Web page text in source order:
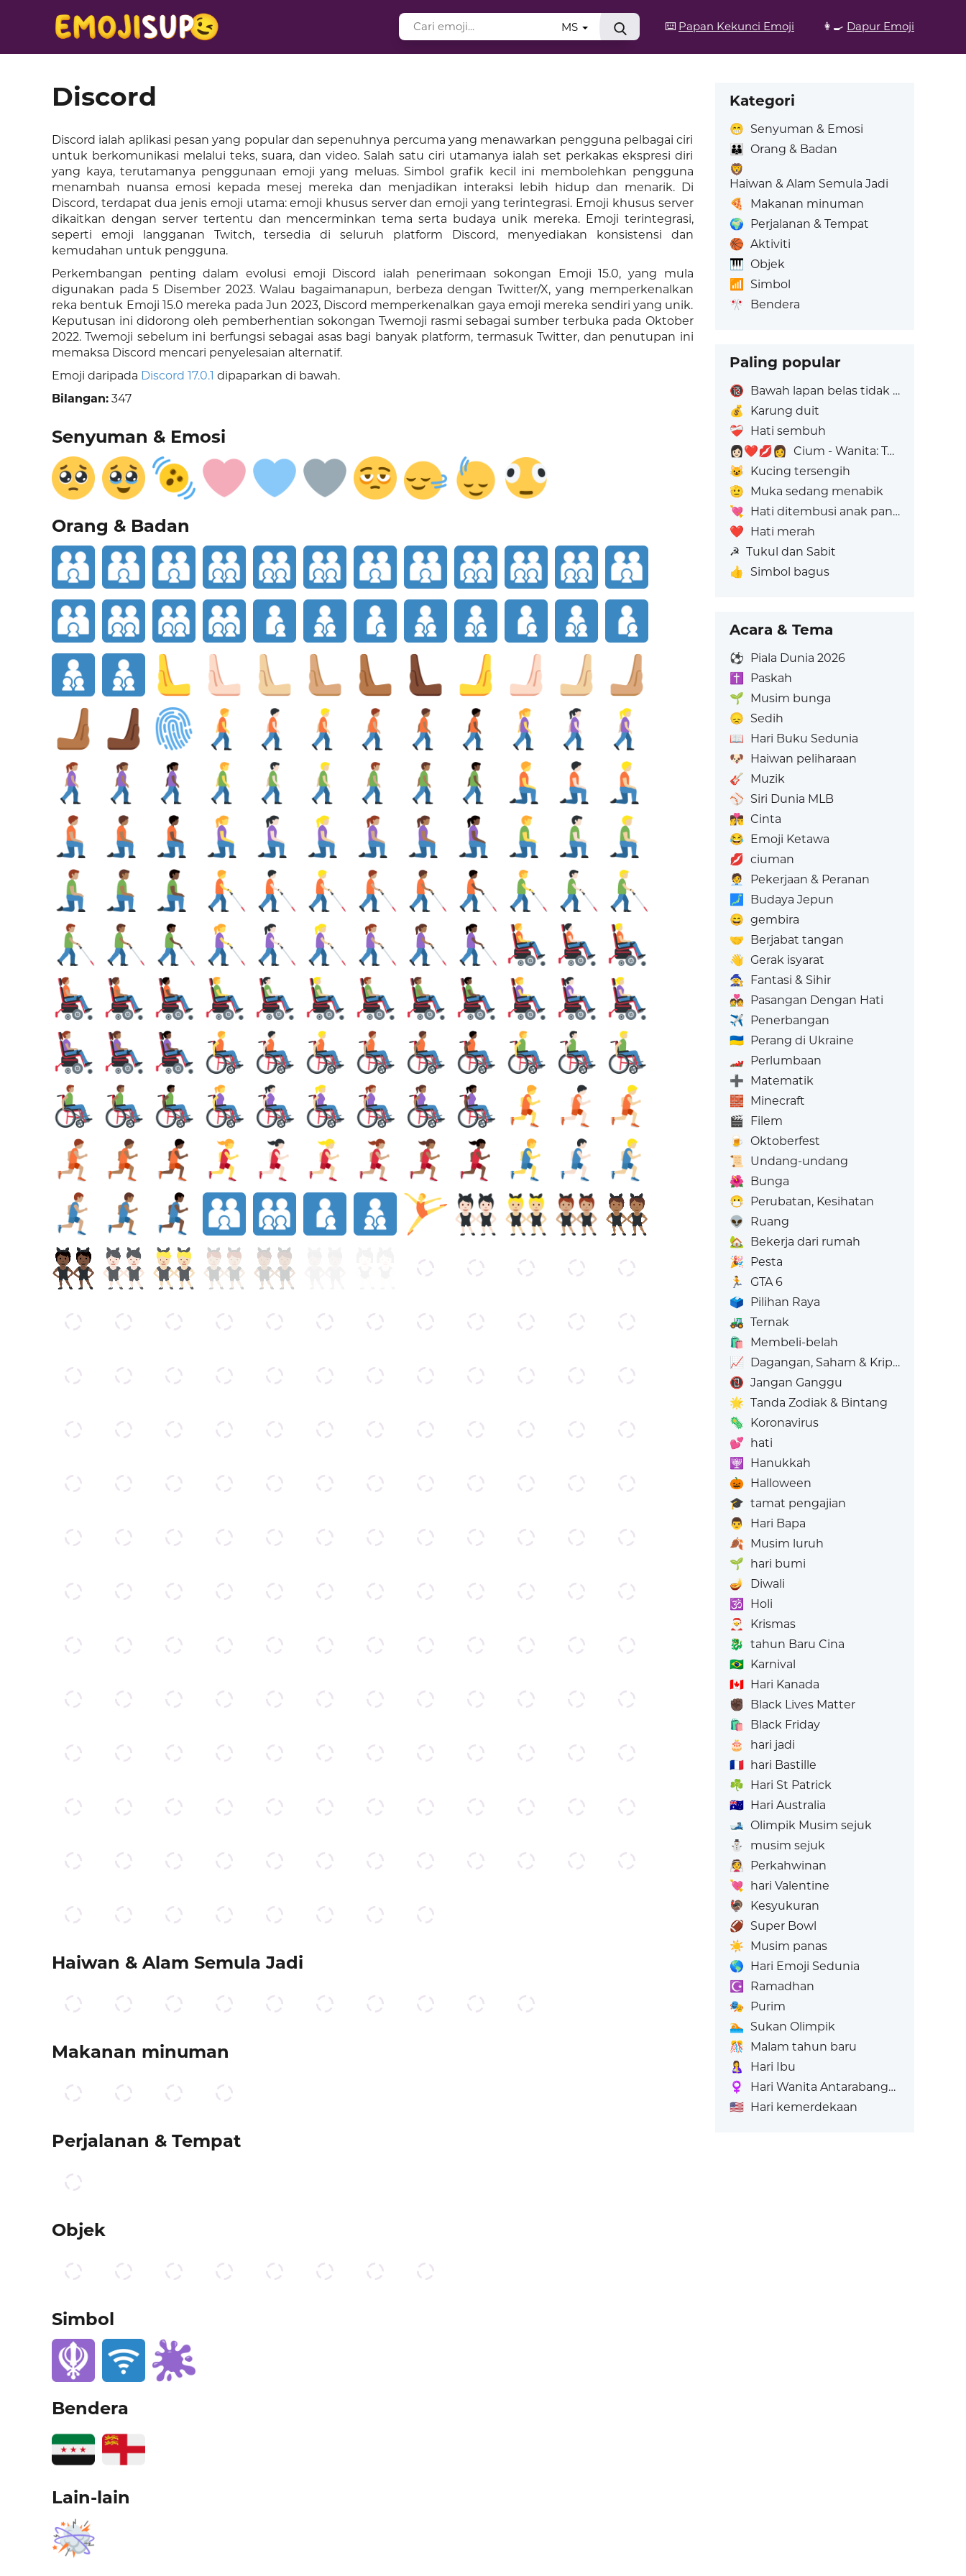
⌨️ Papan Kekunci Emoji 👩‍🍳 Dapur Emoji
MS
Discord
Discord ialah aplikasi pesan yang popular dan sepenuhnya percuma yang menawarkan pengguna pelbagai ciri
untuk berkomunikasi melalui teks, suara, dan video. Salah satu ciri utamanya ialah set perkakas ekspresi diri
yang kaya, terutamanya penggunaan emoji yang meluas. Simbol grafik kecil ini membolehkan pengguna
menambah nuansa emosi kepada mesej mereka dan menjadikan interaksi lebih hidup dan menarik. Di
Discord, terdapat dua jenis emoji utama: emoji khusus server dan emoji yang terintegrasi. Emoji khusus server
dikaitkan dengan server tertentu dan mencerminkan tema serta budaya unik mereka. Emoji terintegrasi,
seperti emoji langganan Twitch, tersedia di seluruh platform Discord, menyediakan konsistensi dan
kemudahan untuk pengguna.
Perkembangan penting dalam evolusi emoji Discord ialah penerimaan sokongan Emoji 15.0, yang mula
digunakan pada 5 Disember 2023. Walau bagaimanapun, berbeza dengan Twitter/X, yang memperkenalkan
reka bentuk Emoji 15.0 mereka pada Jun 2023, Discord memperkenalkan gaya emoji mereka sendiri yang unik.
Keputusan ini didorong oleh pemberhentian sokongan Twemoji rasmi sebagai sumber terbuka pada Oktober
2022. Twemoji sebelum ini berfungsi sebagai asas bagi banyak platform, termasuk Twitter, dan penutupan ini
memaksa Discord mencari penyelesaian alternatif.
Emoji daripada Discord 17.0.1 dipaparkan di bawah.
Bilangan: 347
Senyuman & Emosi
Orang & Badan
Haiwan & Alam Semula Jadi
Makanan minuman
Perjalanan & Tempat
Objek
Simbol
Bendera
Lain-lain
Kategori
😁 Senyuman & Emosi
👪
Orang & Badan
🦁
Haiwan & Alam Semula Jadi
🍕
Makanan minuman
🌍 Perjalanan & Tempat
🏀 Aktiviti
🎹 Objek
📶
Simbol
🎌 Bendera
Paling popular
🔞 Bawah lapan belas tidak dibenarkan
💰
Karung duit
❤️‍🩹 Hati sembuh
👩🏻‍❤️‍💋‍👩 Cium - Wanita: Ton Kulit Cerah, Wanita: Tiada Warna Kulit
😺 Kucing tersengih
🫡 Muka sedang menabik
💘 Hati ditembusi anak panah
❤️ Hati merah
☭ Tukul dan Sabit
👍
Simbol bagus
Acara & Tema
⚽ Piala Dunia 2026
✝️
Paskah
🌱 Musim bunga
😞 Sedih
📖 Hari Buku Sedunia
🐶 Haiwan peliharaan
🎸 Muzik
⚾ Siri Dunia MLB
👩‍❤️‍💋‍👨 Cinta
😂 Emoji Ketawa
💋 ciuman
🧑‍💼
Pekerjaan & Peranan
🗾
Budaya Jepun
😄 gembira
🤝 Berjabat tangan
👋 Gerak isyarat
🧙 Fantasi & Sihir
💑 Pasangan Dengan Hati
✈️ Penerbangan
🇺🇦 Perang di Ukraine
🏎️ Perlumbaan
➕ Matematik
🧱 Minecraft
🎬 Filem
🍺
Oktoberfest
📜
Undang-undang
🌺 Bunga
😷 Perubatan, Kesihatan
👽
Ruang
🏡
Bekerja dari rumah
🎉 Pesta
🏃
GTA 6
🗳️ Pilihan Raya
🚜 Ternak
🛍️
Membeli-belah
📈 Dagangan, Saham & Kripto
📵 Jangan Ganggu
🌟 Tanda Zodiak & Bintang
🦠 Koronavirus
💕 hati
🕎
Hanukkah
🎃 Halloween
🎓 tamat pengajian
👨
Hari Bapa
🍂 Musim luruh
🌱 hari bumi
🪔
Diwali
🕉️
Holi
🎅
Krismas
🐉 tahun Baru Cina
🇧🇷 Karnival
🇨🇦 Hari Kanada
✊🏿 Black Lives Matter
🛍️
Black Friday
🎂
hari jadi
🇫🇷 hari Bastille
☘️ Hari St Patrick
🇦🇺 Hari Australia
🎿 Olimpik Musim sejuk
⛄
musim sejuk
👰 Perkahwinan
💘 hari Valentine
🦃
Kesyukuran
🏈 Super Bowl
☀️ Musim panas
🌎 Hari Emoji Sedunia
☪️
Ramadhan
🎭 Purim
🏊 Sukan Olimpik
🎊
Malam tahun baru
🤱
Hari Ibu
♀️
Hari Wanita Antarabangsa
🇺🇸 Hari kemerdekaan